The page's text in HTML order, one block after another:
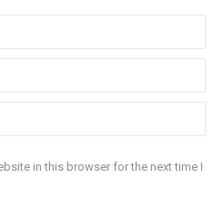
in this browser for the next time I